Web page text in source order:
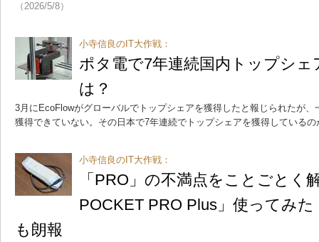
（2026/5/8）
小寺信良のIT大作戦：
ポタ電で7年連続国内トップシェ
は？
3月にEcoFlowがグローバルでトップシェアを獲得したと報じられたが
獲得できていない。その日本で7年連続でトップシェアを獲得している
小寺信良のIT大作戦：
「PRO」の不満点をことごとく
POCKET PRO Plus」使ってみ
も朗報